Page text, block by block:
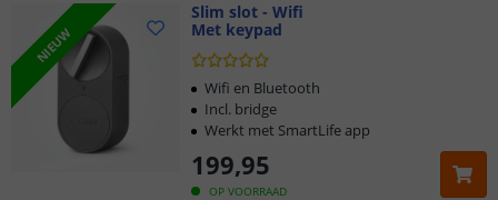
Voor 23:45 uur besteld,morgen in huis
NIEUW
Slim slot - Wifi
Met keypad
OP VOORRAAD
199,95
Wifi en Bluetooth
Incl. bridge
Werkt met SmartLife app